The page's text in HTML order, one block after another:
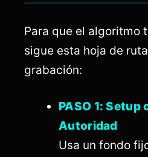
Para que el algoritmo
sigue esta hoja de
grabación:
PASO 1: Setup
Autoridad
Usa un fondo